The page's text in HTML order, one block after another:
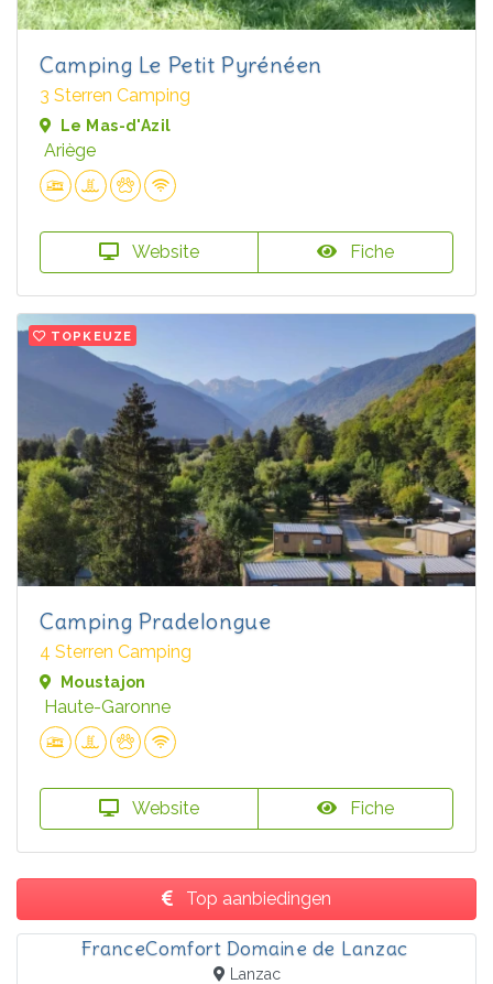
Camping Le Petit Pyrénéen
3 Sterren Camping
Le Mas-d'Azil
Ariège
Website Fiche
TOPKEUZE
Camping Pradelongue
4 Sterren Camping
Moustajon
Haute-Garonne
Website Fiche
Top aanbiedingen
FranceComfort Domaine de Lanzac
Lanzac